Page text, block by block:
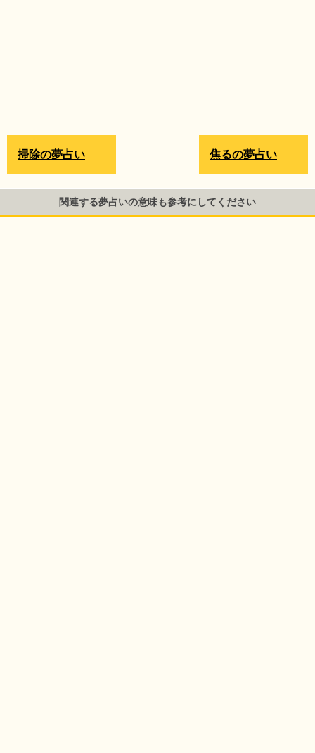
焦るの夢占い
掃除の夢占い
関連する夢占いの意味も参考にしてください